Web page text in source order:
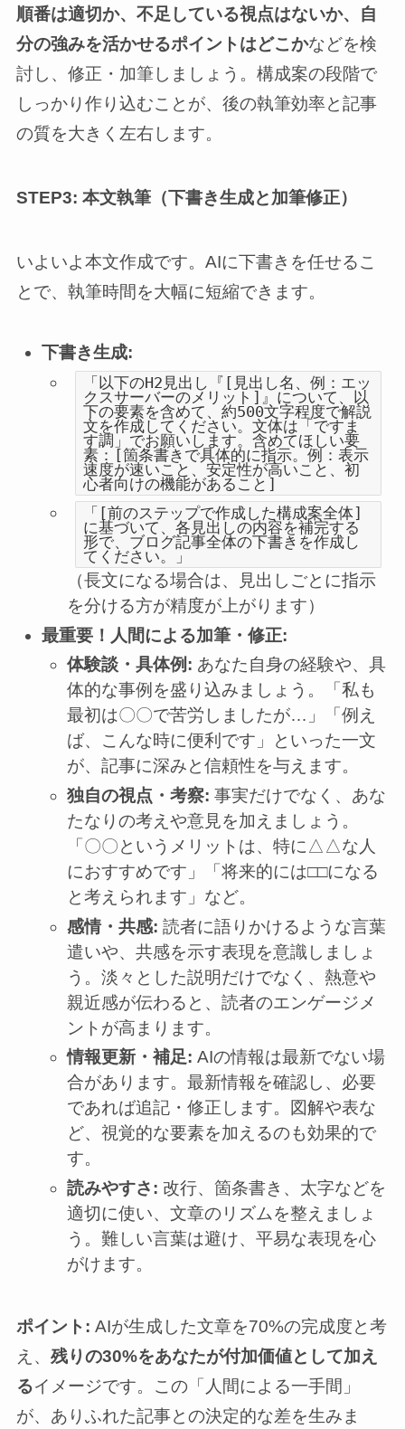
順番は適切か、不足している視点はないか、自
分の強みを活かせるポイントはどこかなどを検
討し、修正・加筆しましょう。構成案の段階で
しっかり作り込むことが、後の執筆効率と記事
の質を大きく左右します。
STEP3: 本文執筆（下書き生成と加筆修正）
いよいよ本文作成です。AIに下書きを任せるこ
とで、執筆時間を大幅に短縮できます。
下書き生成:
「以下のH2見出し『[見出し名、例：エッ
クスサーバーのメリット]』について、以
下の要素を含めて、約500文字程度で解説
文を作成してください。文体は「ですま
す調」でお願いします。含めてほしい要
素：[箇条書きで具体的に指示。例：表示
速度が速いこと、安定性が高いこと、初
心者向けの機能があること]
「[前のステップで作成した構成案全体]
に基づいて、各見出しの内容を補完する
形で、ブログ記事全体の下書きを作成し
てください。」
（長文になる場合は、見出しごとに指示
を分ける方が精度が上がります）
最重要！人間による加筆・修正:
体験談・具体例: あなた自身の経験や、具
体的な事例を盛り込みましょう。「私も
最初は〇〇で苦労しましたが…」「例え
ば、こんな時に便利です」といった一文
が、記事に深みと信頼性を与えます。
独自の視点・考察: 事実だけでなく、あな
たなりの考えや意見を加えましょう。
「〇〇というメリットは、特に△△な人
におすすめです」「将来的には□□になる
と考えられます」など。
感情・共感: 読者に語りかけるような言葉
遣いや、共感を示す表現を意識しましょ
う。淡々とした説明だけでなく、熱意や
親近感が伝わると、読者のエンゲージメ
ントが高まります。
情報更新・補足: AIの情報は最新でない場
合があります。最新情報を確認し、必要
であれば追記・修正します。図解や表な
ど、視覚的な要素を加えるのも効果的で
す。
読みやすさ: 改行、箇条書き、太字などを
適切に使い、文章のリズムを整えましょ
う。難しい言葉は避け、平易な表現を心
がけます。
ポイント: AIが生成した文章を70%の完成度と考
え、 残りの30%をあなたが付加価値として加え
るイメージです。この「人間による一手間」
が、ありふれた記事との決定的な差を生みま